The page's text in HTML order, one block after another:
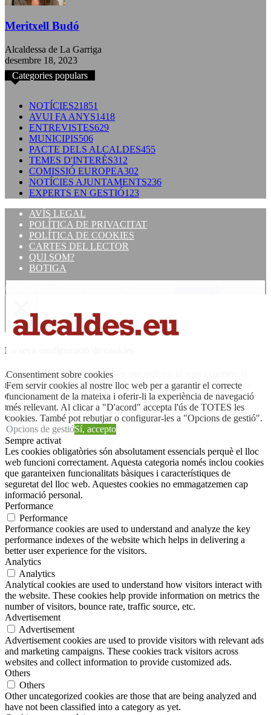
Meritxell Budó
Alcaldessa de La Garriga
desembre 18, 2023
Categories populars
NOTÍCIES21851
AVUI FA ANYS1418
ENTREVISTES629
MUNICIPIS506
PACTE DELS ALCALDES455
TEMES D'INTERÈS312
COMISSIÓ EUROPEA302
NOTÍCIES AJUNTAMENTS236
EXPERTS EN GESTIÓ123
AVÍS LEGAL
POLÍTICA DE PRIVACITAT
POLÍTICA DE COOKIES
CARTES DEL LECTOR
QUI SOM?
BOTIGA
© 2020 tots els drets reservats. Manteniment
Consentiment sobre cookies
Fem servir cookies al nostre lloc web per a garantir el correcte
funcionament de la mateixa i oferir-li la experiència de navegació
més rellevant. Al clicar a "D'acord" accepta l'ús de TOTES les
cookies. També pot rebutjar o configurar-les a "Opcions de gestió".
Opcions de gestióSí, accepto
Tanca
La seva configuració de cookies
Aquest lloc web utilitza cookies per millorar la seva experiència
mentre navega pel lloc web. Fora d'aquestes cookies, les cookies
que es classifiquen com a necessàries s'emmagatzemen en el seu
navegador, ja que són essencials per al funcionament de...
Cookies obligatories
Cookies obligatories
Sempre activat
Les cookies obligatòries són absolutament essencials perquè el lloc
web funcioni correctament. Aquesta categoria només inclou cookies
que garanteixen funcionalitats bàsiques i característiques de
seguretat del lloc web. Aquestes cookies no emmagatzemen cap
informació personal.
Performance
Performance
Performance cookies are used to understand and analyze the key
performance indexes of the website which helps in delivering a
better user experience for the visitors.
Analytics
Analytics
Analytical cookies are used to understand how visitors interact with
the website. These cookies help provide information on metrics the
number of visitors, bounce rate, traffic source, etc.
Advertisement
Advertisement
Advertisement cookies are used to provide visitors with relevant ads
and marketing campaigns. These cookies track visitors across
websites and collect information to provide customized ads.
Others
Others
Other uncategorized cookies are those that are being analyzed and
have not been classified into a category as yet.